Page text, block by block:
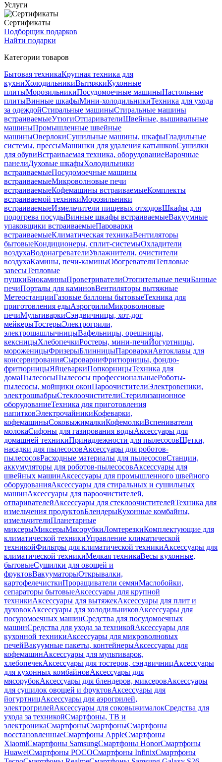
Услуги
Сертификаты
Подборщик подарков
Найти подарки
Категории товаров
Бытовая техникаКрупная техника для
кухниХолодильникиВытяжкиКухонные
плитыМорозильникиПосудомоечные машиныНастольные
плитыВинные шкафыМини-холодильникиТехника для ухода
за одеждойСтиральные машиныСтиральные машины
встраиваемыеУтюгиОтпаривателиШвейные, вышивальные
машиныПромышленные швейные
машиныОверлокиСушильные машины, шкафыГладильные
системы, прессыМашинки для удаления катышковСушилки
для обувиВстраиваемая техника, оборудованиеВарочные
панелиДуховые шкафыХолодильники
встраиваемыеПосудомоечные машины
встраиваемыеМикроволновые печи
встраиваемыеКофемашины встраиваемыеКомплекты
встраиваемой техникиМорозильники
встраиваемыеИзмельчители пищевых отходовШкафы для
подогрева посудыВинные шкафы встраиваемыеВакуумные
упаковщики встраиваемыеПароварки
встраиваемыеКлиматическая техникаВентиляторы
бытовыеКондиционеры, сплит-системыОхладители
воздухаВодонагревателиУвлажнители, очистители
воздухаКамины, печи-каминыОбогревателиТепловые
завесыТепловые
пушкиБиокаминыПроветривателиОтопительные печиБанные
печиПорталы для каминовВентиляторы вытяжные
МетеостанцииГазовые баллоны бытовыеТехника для
приготовления едыАэрогрилиМикроволновые
печиМультиваркиСэндвичницы, хот-дог
мейкерыТостерыЭлектрогрили,
электрошашлычницыВафельницы, орешницы,
кексницыХлебопечкиРостеры, мини-печиЙогуртницы,
мороженицыФризерыБлинницыПароваркиАвтоклавы для
консервированияСыроварниФритюрницы, фондю-
фритюрницыЯйцеваркиПопкорницыТехника для
домаПылесосыПылесосы профессиональныеРоботы-
пылесосы, мойщики оконПароочистителиЭлектровеники,
электрошвабрыСтеклоочистителиСтерилизационное
оборудованиеТехника для приготовления
напитковЭлектрочайникиКофеварки,
кофемашиныСоковыжималкиКофемолкиВспениватели
молокаСифоны для газирования водыАксессуары для
домашней техникиПринадлежности для пылесосовЩетки,
насадки для пылесосовАксессуары для роботов-
пылесосовРасходные материалы для пылесосовСтанции,
аккумуляторы для роботов-пылесосовАксессуары для
швейных машинАксессуары для промышленного швейного
оборудованияАксессуары для стиральных и сушильных
машинАксессуары для пароочистителей,
отпаривателейАксессуары для стеклоочистителейТехника для
измельчения продуктовБлендерыКухонные комбайны,
измельчителиПланетарные
миксерыМиксерыМясорубкиЛомтерезкиКомплектующие для
климатической техникиУправление климатической
техникойФильтры для климатической техникиАксессуары для
климатической техникиМелкая техникаВесы кухонные,
бытовыеСушилки для овощей и
фруктовВакууматорыОткрывалки,
картофелечисткиПроращиватели семянМаслобойки,
сепараторы бытовыеАксессуары для крупной
техникиАксессуары для вытяжекАксессуары для плит и
духовокАксессуары для холодильниковАксессуары для
посудомоечных машинСредства для посудомоечных
машинСредства для ухода за техникойАксессуары для
кухонной техникиАксессуары для микроволновых
печейВакуумные пакеты, контейнерыАксессуары для
кофемашинАксессуары для мультиварок,
хлебопечекАксессуары для тостеров, сэндвичницАксессуары
для кухонных комбайновАксессуары для
мясорубокАксессуары для блендеров, миксеровАксессуары
для сушилок овощей и фруктовАксессуары для
йогуртницАксессуары для аэрогрилей,
электрогрилейАксессуары для соковыжималокСредства для
ухода за техникойСмартфоны, ТВ и
электроникаСмартфоныСмартфоныСмартфоны
восстановленныеСмартфоны AppleСмартфоны
XiaomiСмартфоны SamsungСмартфоны HonorСмартфоны
HuaweiСмартфоны POCOСмартфоны InfinixСмартфоны